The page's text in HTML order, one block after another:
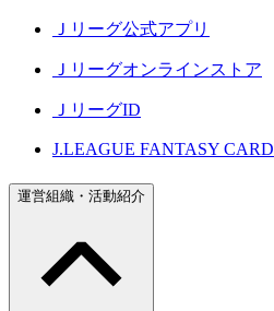
Ｊリーグ公式アプリ
Ｊリーグオンラインストア
ＪリーグID
J.LEAGUE FANTASY CARD
運営組織・活動紹介